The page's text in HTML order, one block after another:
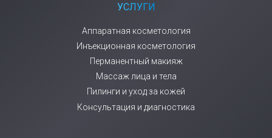
УСЛУГИ
Аппаратная косметология
Инъекционная косметология
Перманентный макияж
Массаж лица и тела
Пилинги и уход за кожей
Консультация и диагностика